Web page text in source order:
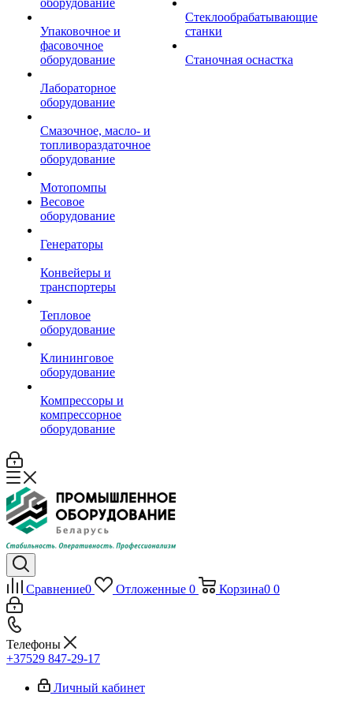
оборудование
Упаковочное и
фасовочное
оборудование
Лабораторное
оборудование
Смазочное, масло- и
топливораздаточное
оборудование
Мотопомпы
Весовое
оборудование
Генераторы
Конвейеры и
транспортеры
Тепловое
оборудование
Клининговое
оборудование
Компрессоры и
компрессорное
оборудование
Стеклообрабатывающие
станки
Станочная оснастка
Сравнение0 Отложенные 0 Корзина0 0
Телефоны
+37529 847-29-17‬
Личный кабинет